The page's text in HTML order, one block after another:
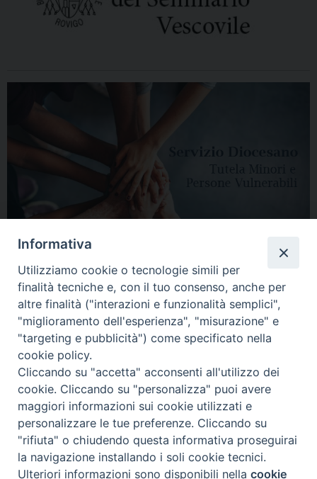
HOME DIOCESI VESCOVO CURIA VESCOVILE NEWS
APPUNTAMENTI CONTATTI SERVIZIO ANTENATI
Copyright © 2018 - 2021Diocesi di Adria Rovigo.All Rights Reserved.
Informativa
Utilizziamo cookie o tecnologie simili per
finalità tecniche e, con il tuo consenso, anche per
altre finalità ("interazioni e funzionalità semplici",
"miglioramento dell'esperienza", "misurazione" e
"targeting e pubblicità") come specificato nella
cookie policy.
Cliccando su "accetta" acconsenti all'utilizzo dei
cookie. Cliccando su "personalizza" puoi avere
maggiori informazioni sui cookie utilizzati e
personalizzare le tue preferenze. Cliccando su
"rifiuta" o chiudendo questa informativa proseguirai
la navigazione installando i soli cookie tecnici.
Ulteriori informazioni sono disponibili nellacookie